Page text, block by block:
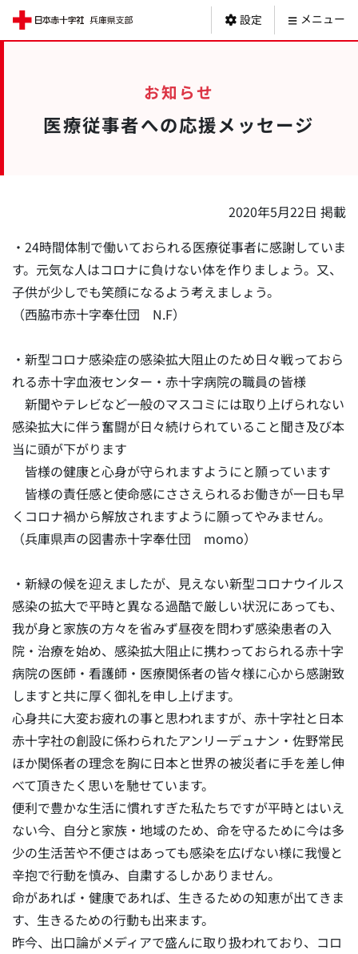
日本赤十字社
設定 メニュー
お知らせ
医療従事者への応援メッセージ
2020年5月22日 掲載
・24時間体制で働いておられる医療従事者に感謝していま
す。元気な人はコロナに負けない体を作りましょう。又、
子供が少しでも笑顔になるよう考えましょう。
（西脇市赤十字奉仕団 N.F）
・新型コロナ感染症の感染拡大阻止のため日々戦っておら
れる赤十字血液センター・赤十字病院の職員の皆様
新聞やテレビなど一般のマスコミには取り上げられない
感染拡大に伴う奮闘が日々続けられていること聞き及び本
当に頭が下がります
皆様の健康と心身が守られますようにと願っています
皆様の責任感と使命感にささえられるお働きが一日も早
くコロナ禍から解放されますように願ってやみません。
（兵庫県声の図書赤十字奉仕団 momo）
・新緑の候を迎えましたが、見えない新型コロナウイルス
感染の拡大で平時と異なる過酷で厳しい状況にあっても、
我が身と家族の方々を省みず昼夜を問わず感染患者の入
院・治療を始め、感染拡大阻止に携わっておられる赤十字
病院の医師・看護師・医療関係者の皆々様に心から感謝致
しますと共に厚く御礼を申し上げます。
心身共に大変お疲れの事と思われますが、赤十字社と日本
赤十字社の創設に係わられたアンリーデュナン・佐野常民
ほか関係者の理念を胸に日本と世界の被災者に手を差し伸
べて頂きたく思いを馳せています。
便利で豊かな生活に慣れすぎた私たちですが平時とはいえ
ない今、自分と家族・地域のため、命を守るために今は多
少の生活苦や不便さはあっても感染を広げない様に我慢と
辛抱で行動を慎み、自粛するしかありません。
命があれば・健康であれば、生きるための知恵が出てきま
す、生きるための行動も出来ます。
昨今、出口論がメディアで盛んに取り扱われており、コロ